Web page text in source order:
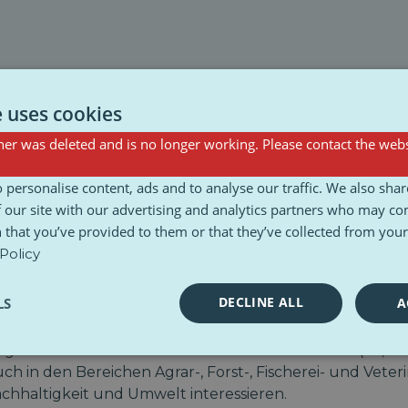
Männer für bildungsbezogene Master- und
traditionell als „Frauenarbeit“ gelten.
Diese Bereiche gelten oft als „weiblicher“ und
in den Bereichen Agrar-, Forst-, Fischerei- und
und Umwelt interessieren.
cookies
was deleted and is no longer working. Please contact the
personalise content, ads and to analyse our traffic. We also
site with our advertising and analytics partners who may
you’ve provided to them or that they’ve collected from
DECLINE ALL